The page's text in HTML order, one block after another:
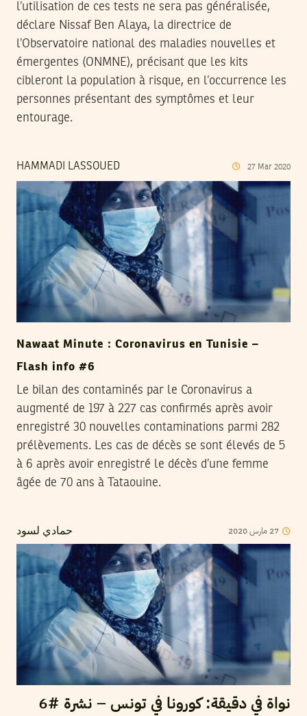
l’utilisation de ces tests ne sera pas généralisée,
déclare Nissaf Ben Alaya, la directrice de
l’Observatoire national des maladies nouvelles et
émergentes (ONMNE), précisant que les kits
cibleront la population à risque, en l’occurrence les
personnes présentant des symptômes et leur
entourage.
HAMMADI LASSOUED 27 Mar 2020
Nawaat Minute : Coronavirus en Tunisie –
Flash info #6
Le bilan des contaminés par le Coronavirus a
augmenté de 197 à 227 cas confirmés après avoir
enregistré 30 nouvelles contaminations parmi 282
prélèvements. Les cas de décès se sont élevés de 5
à 6 après avoir enregistré le décès d’une femme
âgée de 70 ans à Tataouine.
حمادي لسود 27 مارس2020
نواة في دقيقة: كورونا في تونس – نشرة #6